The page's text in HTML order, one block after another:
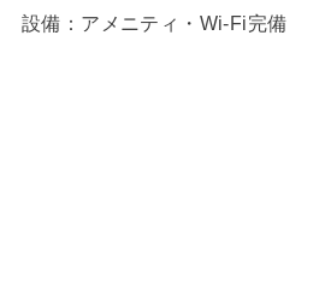
設備：アメニティ・Wi-Fi完備